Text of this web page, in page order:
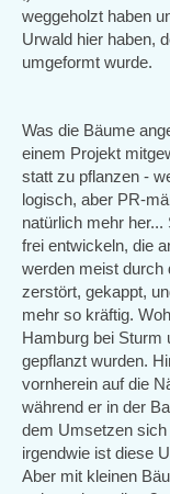
weggeholzt haben
Urwald hier haben,
umgeformt wurde.
Was die Bäume
einem Projekt
statt zu pflanzen -
logisch, aber PR-
natürlich mehr
frei entwickeln, die
werden meist durch
zerstört, gekappt,
mehr so kräftig.
Hamburg bei Sturm
gepflanzt wurden.
vornherein auf die
während er in der
dem Umsetzen sich
irgendwie ist diese
Aber mit kleinen